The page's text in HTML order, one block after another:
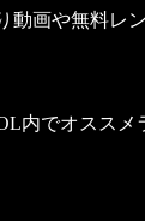
画や無料
内でオスス